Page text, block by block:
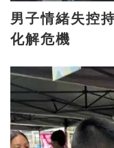
男子情緒失控持刀欲自
化解危機